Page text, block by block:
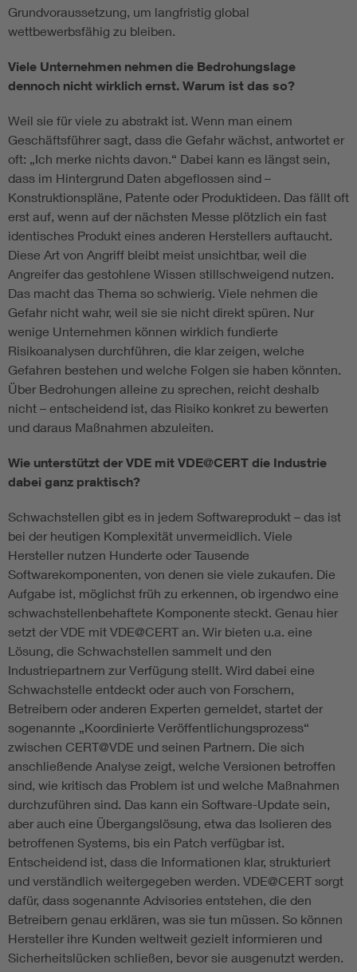
Grundvoraussetzung, um langfristig global
wettbewerbsfähig zu bleiben.
Viele Unternehmen nehmen die Bedrohungslage
dennoch nicht wirklich ernst. Warum ist das so?
Weil sie für viele zu abstrakt ist. Wenn man einem
Geschäftsführer sagt, dass die Gefahr wächst, antwortet er
oft: „Ich merke nichts davon.“ Dabei kann es längst sein,
dass im Hintergrund Daten abgeflossen sind –
Konstruktionspläne, Patente oder Produktideen. Das fällt oft
erst auf, wenn auf der nächsten Messe plötzlich ein fast
identisches Produkt eines anderen Herstellers auftaucht.
Diese Art von Angriff bleibt meist unsichtbar, weil die
Angreifer das gestohlene Wissen stillschweigend nutzen.
Das macht das Thema so schwierig. Viele nehmen die
Gefahr nicht wahr, weil sie sie nicht direkt spüren. Nur
wenige Unternehmen können wirklich fundierte
Risikoanalysen durchführen, die klar zeigen, welche
Gefahren bestehen und welche Folgen sie haben könnten.
Über Bedrohungen alleine zu sprechen, reicht deshalb
nicht – entscheidend ist, das Risiko konkret zu bewerten
und daraus Maßnahmen abzuleiten.
Wie unterstützt der VDE mit VDE@CERT die Industrie
dabei ganz praktisch?
Schwachstellen gibt es in jedem Softwareprodukt – das ist
bei der heutigen Komplexität unvermeidlich. Viele
Hersteller nutzen Hunderte oder Tausende
Softwarekomponenten, von denen sie viele zukaufen. Die
Aufgabe ist, möglichst früh zu erkennen, ob irgendwo eine
schwachstellenbehaftete Komponente steckt. Genau hier
setzt der VDE mit VDE@CERT an. Wir bieten u.a. eine
Lösung, die Schwachstellen sammelt und den
Industriepartnern zur Verfügung stellt. Wird dabei eine
Schwachstelle entdeckt oder auch von Forschern,
Betreibern oder anderen Experten gemeldet, startet der
sogenannte „Koordinierte Veröffentlichungsprozess“
zwischen CERT@VDE und seinen Partnern. Die sich
anschließende Analyse zeigt, welche Versionen betroffen
sind, wie kritisch das Problem ist und welche Maßnahmen
durchzuführen sind. Das kann ein Software-Update sein,
aber auch eine Übergangslösung, etwa das Isolieren des
betroffenen Systems, bis ein Patch verfügbar ist.
Entscheidend ist, dass die Informationen klar, strukturiert
und verständlich weitergegeben werden. VDE@CERT sorgt
dafür, dass sogenannte Advisories entstehen, die den
Betreibern genau erklären, was sie tun müssen. So können
Hersteller ihre Kunden weltweit gezielt informieren und
Sicherheitslücken schließen, bevor sie ausgenutzt werden.